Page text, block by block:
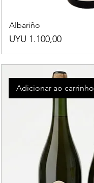
Albariño
Preço
UYU 1.100,00
Adicionar ao carrinho